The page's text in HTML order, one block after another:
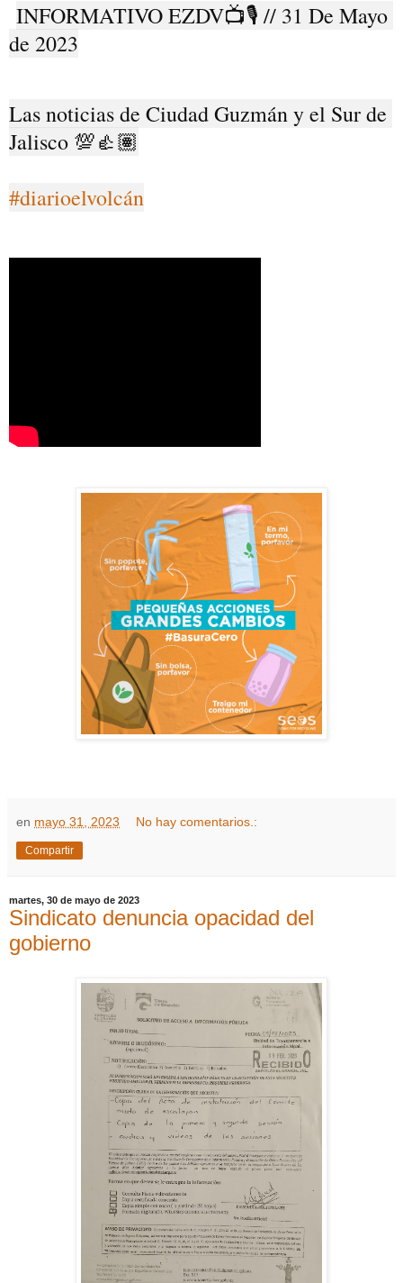
INFORMATIVO EZDV📺🎙️ // 31 De Mayo
de 2023
Las noticias de Ciudad Guzmán y el Sur de
Jalisco 💯👍🏽
#diarioelvolcán
en mayo 31, 2023 No hay comentarios.:
Compartir
martes, 30 de mayo de 2023
Sindicato denuncia opacidad del
gobierno